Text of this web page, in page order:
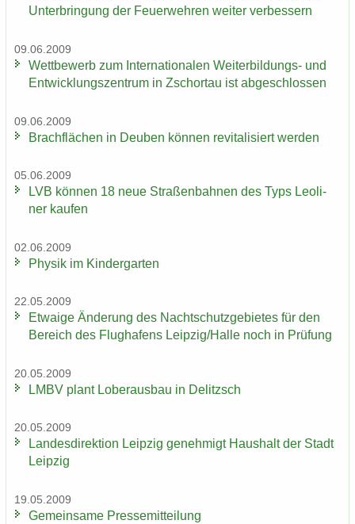
Un­ter­brin­gung der Feu­er­weh­ren wei­ter ver­bes­sern
09.06.2009
Wett­be­werb zum In­ter­na­tio­na­len Weiterbildungs-​ und
Ent­wick­lungs­zen­trum in Zschor­tau ist ab­ge­schlos­sen
09.06.2009
Brach­flä­chen in Deu­ben kön­nen re­vi­ta­li­siert wer­den
05.06.2009
LVB kön­nen 18 neue Stra­ßen­bah­nen des Typs Leo­li­
ner kau­fen
02.06.2009
Phy­sik im Kin­der­gar­ten
22.05.2009
Et­wa­ige Än­de­rung des Nacht­schutz­ge­bie­tes für den
Be­reich des Flug­ha­fens Leip­zig/Halle noch in Prü­fung
20.05.2009
LMBV plant Lober­aus­bau in De­litzsch
20.05.2009
Lan­des­di­rek­ti­on Leip­zig ge­neh­migt Haus­halt der Stadt
Leip­zig
19.05.2009
Ge­mein­sa­me Pres­se­mit­tei­lung